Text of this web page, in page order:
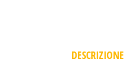
DESCRIZIONE